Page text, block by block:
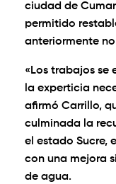
ciudad de
permitido
anteriormente
«Los trabajos se
la experticia
afirmó Carrillo,
culminada la
el estado Sucre,
con una mejora
de agua.